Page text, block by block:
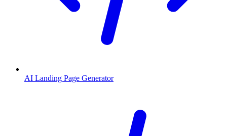
AI Landing Page Generator